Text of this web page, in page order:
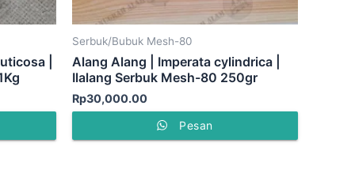
|
Serbuk/Bubuk Mesh-80
Alang Alang | Imperata cylindrica |
Ilalang Serbuk Mesh-80 250gr
Rp30,000.00
Pesan